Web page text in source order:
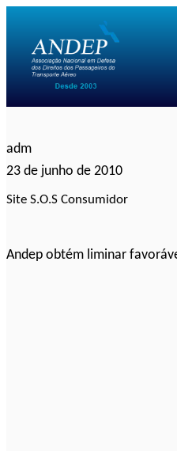
conteúdo
adm
23 de junho de 2010
Site S.O.S Consumidor
Andep obtém liminar